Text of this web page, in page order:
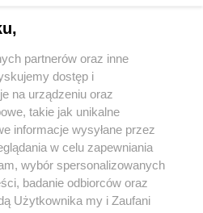
Instagram Youtube
partnerów oraz inne
dostęp i
na urządzeniu oraz
takie jak unikalne
informacje wysyłane przez
w celu zapewniania
wybór spersonalizowanych
badanie odbiorców oraz
Użytkownika my i Zaufani